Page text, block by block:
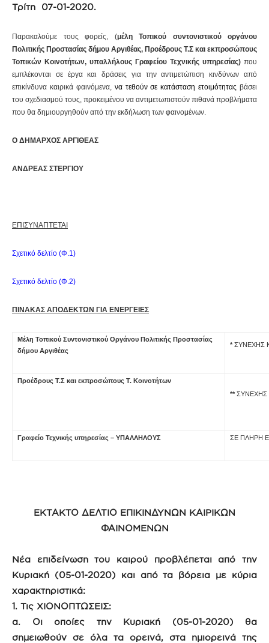
Τρίτη 07-01-2020.
Παρακαλούμε τους φορείς, (μέλη Τοπικού συντονιστικού οργάνου
Πολιτικής Προστασίας δήμου Αργιθέας, Προέδρους Τ.Σ και εκπροσώπους
Τοπικών Κοινοτήτων, υπαλλήλους Γραφείου Τεχνικής υπηρεσίας) που
εμπλέκονται σε έργα και δράσεις για την αντιμετώπιση κινδύνων από
επικίνδυνα καιρικά φαινόμενα, να τεθούν σε κατάσταση ετοιμότητας βάσει
του σχεδιασμού τους, προκειμένου να αντιμετωπιστούν πιθανά προβλήματα
που θα δημιουργηθούν από την εκδήλωση των φαινομένων.
Ο ΔΗΜΑΡΧΟΣ ΑΡΓΙΘΕΑΣ
ΑΝΔΡΕΑΣ ΣΤΕΡΓΙΟΥ
ΕΠΙΣΥΝΑΠΤΕΤΑΙ
Σχετικό δελτίο (Φ.1)
Σχετικό δελτίο (Φ.2)
ΠΙΝΑΚΑΣ ΑΠΟΔΕΚΤΩΝ ΓΙΑ ΕΝΕΡΓΕΙΕΣ
Mέλη Τοπικού Συντονιστικού Οργάνου Πολιτικής Προστασίας
δήμου Αργιθέας
* ΣΥΝΕΧHΣ
Προέδρους Τ.Σ και εκπροσώπους Τ. Κοινοτήτων
** ΣΥΝΕΧΗΣ
Γραφείο Τεχνικής υπηρεσίας – ΥΠΑΛΛΗΛΟΥΣ ΣΕ ΠΛΗΡΗ
ΕΚΤΑΚΤΟ ΔΕΛΤΙΟ ΕΠΙΚΙΝΔΥΝΩΝ ΚΑΙΡΙΚΩΝ
ΦΑΙΝΟΜΕΝΩΝ
Νέα επιδείνωση του καιρού προβλέπεται από την
Κυριακή (05-01-2020) και από τα βόρεια με κύρια
χαρακτηριστικά:
1. Τις ΧΙΟΝΟΠΤΩΣΕΙΣ:
α. Οι οποίες την Κυριακή (05-01-2020) θα
σημειωθούν σε όλα τα ορεινά, στα ημιορεινά της